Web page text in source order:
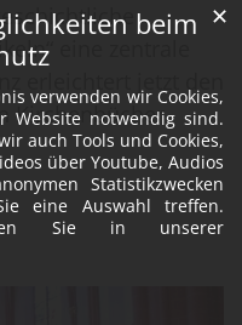
beim
verwenden wir Cookies,
Website notwendig sind.
auch Tools und Cookies,
über Youtube, Audios
Statistikzwecken
eine Auswahl treffen.
Sie in unserer
✕
eine zentrale
Kirchenbücher